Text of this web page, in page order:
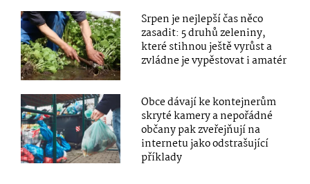
Srpen je nejlepší čas něco
zasadit: 5 druhů zeleniny,
které stihnou ještě vyrůst a
zvládne je vypěstovat i amatér
Obce dávají ke kontejnerům
skryté kamery a nepořádné
občany pak zveřejňují na
internetu jako odstrašující
příklady